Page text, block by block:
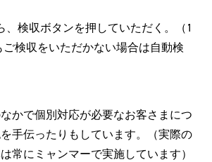
、検収ボタンを押していただく。（1
検収をいただかない場合は自動検
かで個別対応が必要なお客さまにつ
手伝ったりもしています。（実際の
常にミャンマーで実施しています）